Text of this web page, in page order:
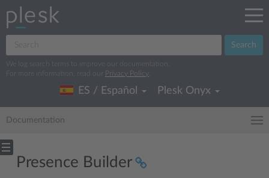
Search
We log search terms to improve our documentation.
For more information, read our
Privacy Policy
ES / Español Plesk Onyx
Documentation
Presence Builder